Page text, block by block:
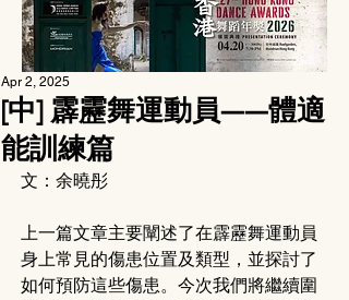
[中] 霹靂舞運動員——體適
能訓練篇
Apr 2, 2025
文：余曉彤
上一篇文章主要闡述了在霹靂舞運動員
身上常見的傷患位置及類型，並探討了
如何預防這些傷患。今次我們將繼續圍